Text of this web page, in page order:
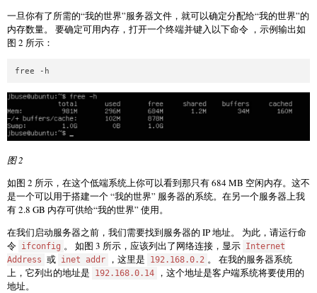
一旦你有了所需的“我的世界”服务器文件，就可以确定分配给“我的世界”的
内存数量。 要确定可用内存，打开一个终端并键入以下命令 ，示例输出如
图 2 所示：
图 2
如图 2 所示，在这个低端系统上你可以看到那只有 684 MB 空闲内存。这不
是一个可以用于搭建一个 “我的世界” 服务器的系统。在另一个服务器上我
有 2.8 GB 内存可供给“我的世界” 使用。
在我们启动服务器之前，我们需要找到服务器的 IP 地址。 为此，请运行命
令 ifconfig 。 如图 3 所示，应该列出了网络连接，显示 Internet
Address 或 inet addr ，这里是 192.168.0.2 。 在我的服务器系统
上，它列出的地址是
192.168.0.14
，这个地址是客户端系统将要使用的
地址。